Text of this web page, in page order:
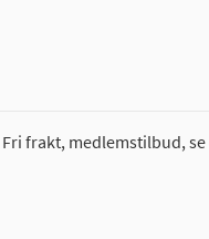
frakt, medlemstilbud,